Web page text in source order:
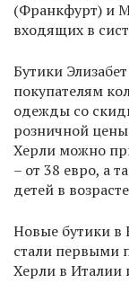
(Франкфурт) и
входящих в
Бутики
покупателям
одежды со
розничной
Херли можно
– от 38 евро, а
детей в
Новые бутики в
стали первыми
Херли в Италии